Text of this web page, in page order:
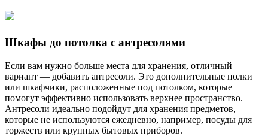
Шкафы до потолка с антресолями
Если вам нужно больше места для хранения, отличный
вариант — добавить антресоли. Это дополнительные полки
или шкафчики, расположенные под потолком, которые
помогут эффективно использовать верхнее пространство.
Антресоли идеально подойдут для хранения предметов,
которые не используются ежедневно, например, посуды для
торжеств или крупных бытовых приборов.